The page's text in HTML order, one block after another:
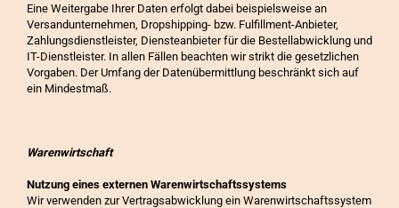
Eine Weitergabe Ihrer Daten erfolgt dabei beispielsweise an
Versandunternehmen, Dropshipping- bzw. Fulfillment-Anbieter,
Zahlungsdienstleister, Diensteanbieter für die Bestellabwicklung und
IT-Dienstleister. In allen Fällen beachten wir strikt die gesetzlichen
Vorgaben. Der Umfang der Datenübermittlung beschränkt sich auf
ein Mindestmaß.
Warenwirtschaft
Nutzung eines externen Warenwirtschaftssystems
Wir verwenden zur Vertragsabwicklung ein Warenwirtschaftssystem